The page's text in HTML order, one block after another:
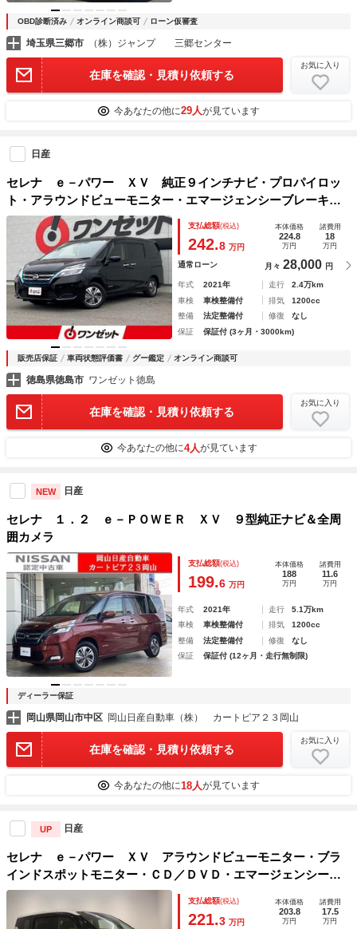
OBD診断済み オンライン商談可 ローン仮審査
埼玉県三郷市 （株）ジャンプ 三郷センター
在庫を確認・見積り依頼する
お気に入り
今あなたの他に29人が見ています
日産
セレナ ｅ－パワー ＸＶ 純正９インチナビ・プロパイロッ
ト・アラウンドビューモニター・エマージェンシーブレーキ・
インテリジェントルームミラー・両側パワースライドドア・電
動パーキング・純正アルミホイール・ドラレコ前後・ＥＴＣ
支払総額(税込)
242.8 万円
本体価格
224.8
万円
諸費用
18
万円
通常ローン 月々 28,000 円
年式 2021年 走行
2.4万km
車検
車検整備付 排気
1200cc
整備
法定整備付 修復
なし
保証
保証付 (3ヶ月・3000km)
販売店保証 車両状態評価書 グー鑑定 オンライン商談可
徳島県徳島市 ワンゼット徳島
在庫を確認・見積り依頼する
お気に入り
今あなたの他に4人が見ています
NEW 日産
セレナ １．２ ｅ－ＰＯＷＥＲ ＸＶ ９型純正ナビ＆全周
囲カメラ
支払総額(税込)
199.6 万円
本体価格
188
万円
諸費用
11.6
万円
年式 2021年 走行
5.1万km
車検
車検整備付 排気
1200cc
整備
法定整備付 修復
なし
保証
保証付 (12ヶ月・走行無制限)
ディーラー保証
岡山県岡山市中区 岡山日産自動車（株） カートピア２３岡山
在庫を確認・見積り依頼する
お気に入り
今あなたの他に18人が見ています
UP 日産
セレナ ｅ－パワー ＸＶ アラウンドビューモニター・ブラ
インドスポットモニター・ＣＤ／ＤＶＤ・エマージェンシーブ
レーキ・障害物センサー・両側電動スライドドア・スマートキ
ー・ウォークスルー純正ＡＷ・ＥＴＣ
支払総額(税込)
221.3 万円
本体価格
203.8
万円
諸費用
17.5
万円